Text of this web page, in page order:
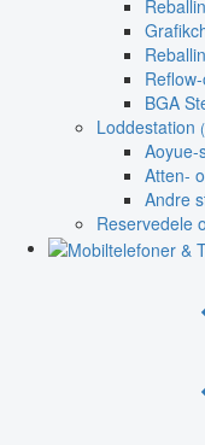
BGA
Loddestation
Aoyue-
Atten-
Andre
Reservedele